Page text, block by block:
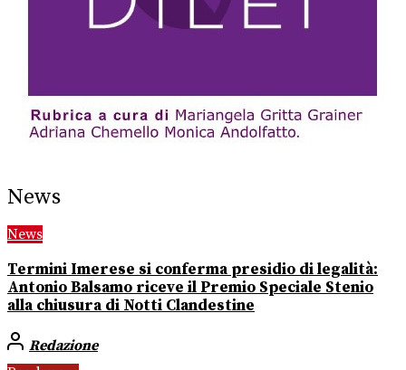
News
News
Termini Imerese si conferma presidio di legalità:
Antonio Balsamo riceve il Premio Speciale Stenio
alla chiusura di Notti Clandestine
Redazione